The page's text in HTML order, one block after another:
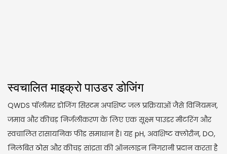
स्वचालित माइक्रो पाउडर डोजिंग
QWDS पॉलीमर डोजिंग सिस्टम अपशिष्ट जल प्रक्रियाओं जैसे विनियमन,
जमाव और कीचड़ निर्जलीकरण के लिए एक सूक्ष्म पाउडर मीटरिंग और
स्वचालित रासायनिक फीड समाधान है। यह pH, अवशिष्ट क्लोरीन, DO,
निलंबित ठोस और कीचड़ सांद्रता की ऑनलाइन निगरानी प्रदान करता है